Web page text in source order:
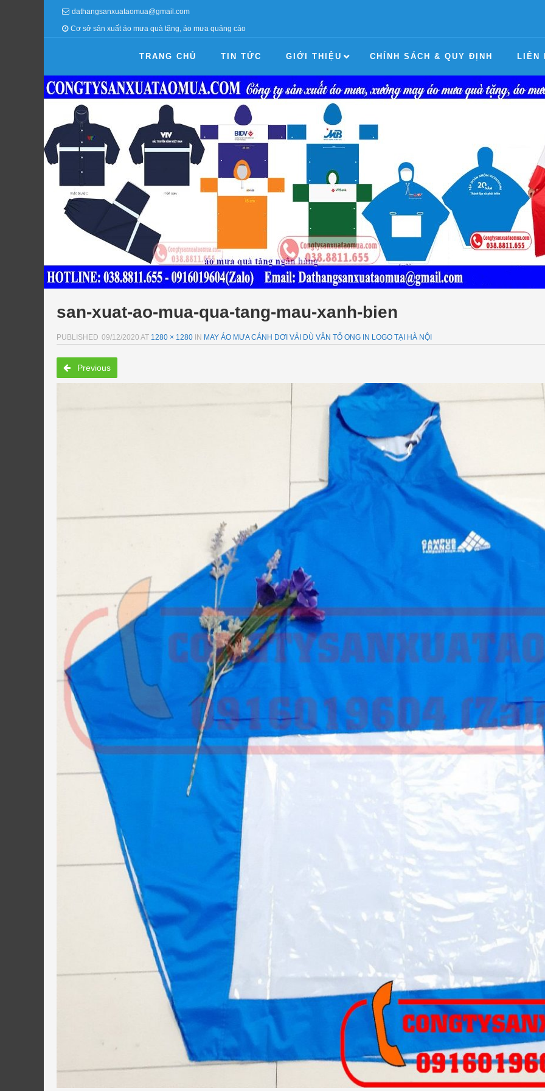
dathangsanxuataomua@gmail.com
Cơ sở sản xuất áo mưa quà tặng, áo mưa quảng cáo
TRANG CHỦ TIN TỨC GIỚI THIỆU CHÍNH SÁCH & QUY ĐỊNH LIÊN
san-xuat-ao-mua-qua-tang-mau-xanh-bien
PUBLISHED 09/12/2020 AT 1280 × 1280 IN MAY ÁO MƯA CÁNH DƠI VẢI DÙ VÂN TỔ ONG IN LOGO TẠI HÀ NỘI
Previous